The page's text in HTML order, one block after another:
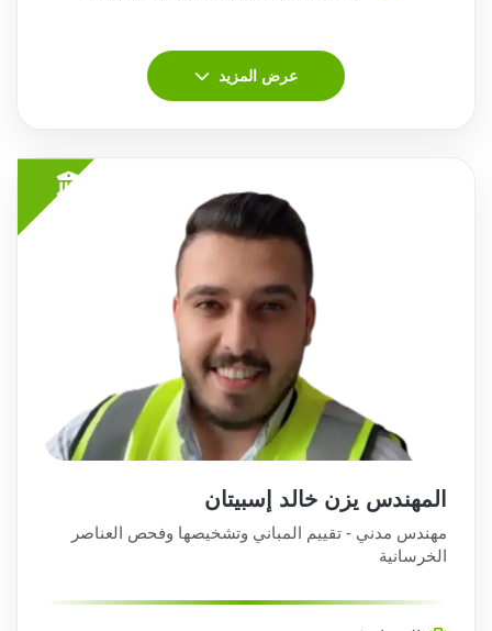
عرض المزيد
المهندس يزن خالد إسبيتان
مهندس مدني - تقييم المباني وتشخيصها وفحص العناصر
الخرسانية